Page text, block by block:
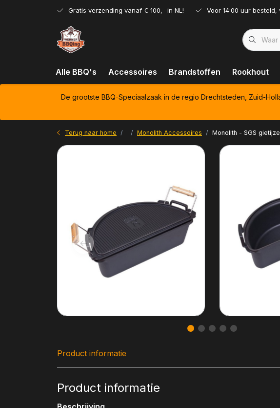
Gratis verzending vanaf € 100,- in NL! Voor 14:00 uur
Alle BBQ's Accessoires Brandstoffen Rookhout
De grootste BBQ-Speciaalzaak in de regio Drechtsteden, Zuid-
Terug naar home Monolith Accessoires Monolith - SGS
Product informatie
Product informatie